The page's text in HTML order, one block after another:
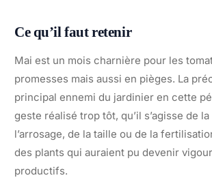
Ce qu’il faut retenir
Mai est un mois charnière pour les
promesses mais aussi en pièges. La
principal ennemi du jardinier en cette
geste réalisé trop tôt, qu’il s’agisse de
l’arrosage, de la taille ou de la
des plants qui auraient pu devenir
productifs.